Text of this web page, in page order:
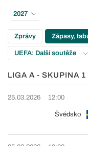
2027
Zprávy Zápasy,
UEFA: Další soutěže
LIGA A - SKUPINA 1
25.03.2026 12:00
Švédsko